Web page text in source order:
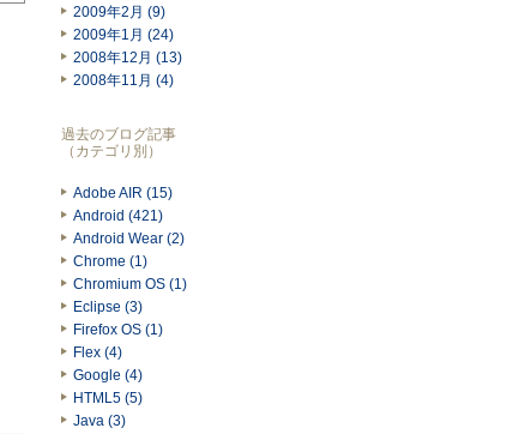
2009年2月 (9)
2009年1月 (24)
2008年12月 (13)
2008年11月 (4)
過去のブログ記事
（カテゴリ別）
Adobe AIR (15)
Android (421)
Android Wear (2)
Chrome (1)
Chromium OS (1)
Eclipse (3)
Firefox OS (1)
Flex (4)
Google (4)
HTML5 (5)
Java (3)